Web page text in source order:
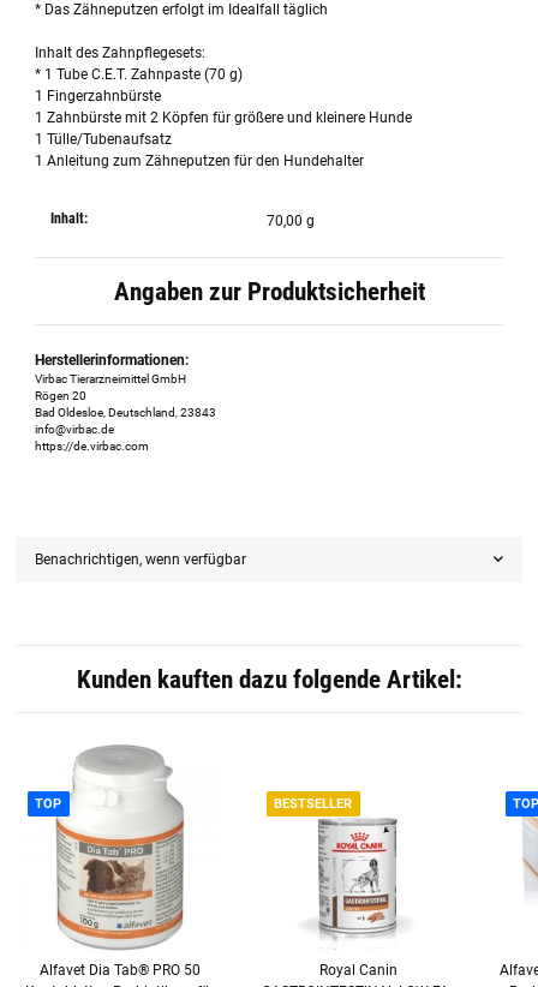
* Das Zähneputzen erfolgt im Idealfall täglich
Inhalt des Zahnpflegesets:
* 1 Tube C.E.T. Zahnpaste (70 g)
1 Fingerzahnbürste
1 Zahnbürste mit 2 Köpfen für größere und kleinere Hunde
1 Tülle/Tubenaufsatz
1 Anleitung zum Zähneputzen für den Hundehalter
Inhalt: 70,00 g
Angaben zur Produktsicherheit
Herstellerinformationen:
Virbac Tierarzneimittel GmbH
Rögen 20
Bad Oldesloe, Deutschland, 23843
info@virbac.de
https://de.virbac.com
Benachrichtigen, wenn verfügbar
Kunden kauften dazu folgende Artikel:
TOP
Alfavet Dia Tab® PRO 50
BESTSELLER
Royal Canin